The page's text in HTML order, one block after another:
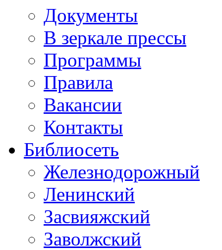
Документы
В зеркале прессы
Программы
Правила
Вакансии
Контакты
Библиосеть
Железнодорожный
Ленинский
Засвияжский
Заволжский